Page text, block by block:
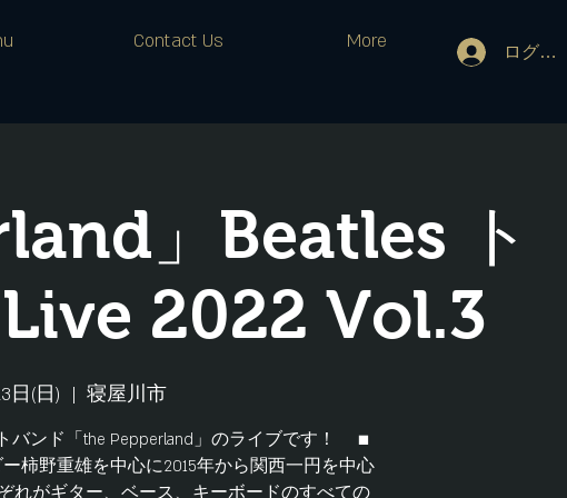
Contact Us More ログイン
」Beatles ト
2022 Vol.3
日(日)
  |
寝屋川市
バンド「the Pepperland」のライブです！ ■
野重雄を中心に2015年から関西一円を中心
れがギター、ベース、キーボードのすべての